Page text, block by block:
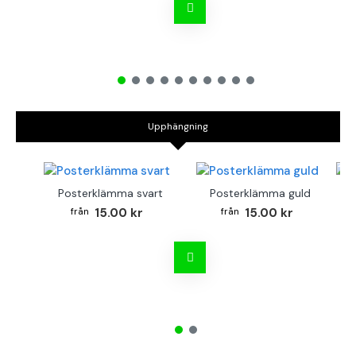
Upphängning
Posterklämma svart
15.00 kr
Posterklämma guld
15.00 kr